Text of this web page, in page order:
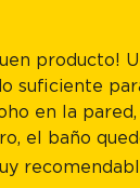
producto!
suficiente
en la pared,
el baño